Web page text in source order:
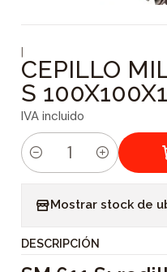
|
CEPILLO
S
IVA incluido
C
i
Mostrar stock de
DESCRIPCIÓN